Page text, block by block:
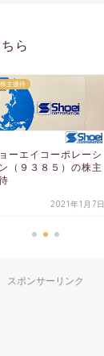
ら
主優待
ーエイコーポレーシ
（９３８５）の株主
2021年1月7日
スポンサーリンク